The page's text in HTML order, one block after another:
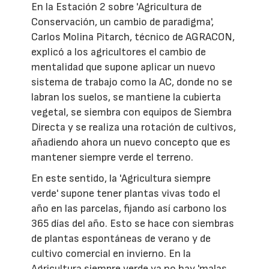
En la Estación 2 sobre 'Agricultura de
Conservación, un cambio de paradigma',
Carlos Molina Pitarch, técnico de AGRACON,
explicó a los agricultores el cambio de
mentalidad que supone aplicar un nuevo
sistema de trabajo como la AC, donde no se
labran los suelos, se mantiene la cubierta
vegetal, se siembra con equipos de Siembra
Directa y se realiza una rotación de cultivos,
añadiendo ahora un nuevo concepto que es
mantener siempre verde el terreno.
En este sentido, la 'Agricultura siempre
verde' supone tener plantas vivas todo el
año en las parcelas, fijando así carbono los
365 días del año. Esto se hace con siembras
de plantas espontáneas de verano y de
cultivo comercial en invierno. En la